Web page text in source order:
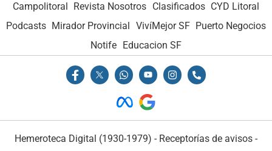
Campolitoral Revista Nosotros Clasificados CYD Litoral
Podcasts Mirador Provincial VivíMejor SF Puerto Negocios
Notife
Educacion SF
Hemeroteca Digital (1930-1979) - Receptorías de avisos -